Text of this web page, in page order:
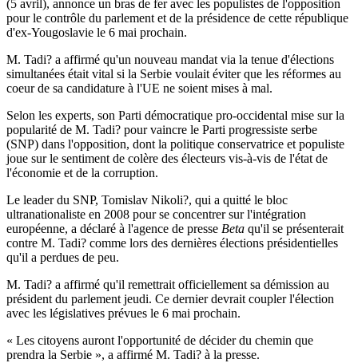
(5 avril), annonce un bras de fer avec les populistes de l'opposition
pour le contrôle du parlement et de la présidence de cette république
d'ex-Yougoslavie le 6 mai prochain.
M. Tadi? a affirmé qu'un nouveau mandat via la tenue d'élections
simultanées était vital si la Serbie voulait éviter que les réformes au
coeur de sa candidature à l'UE ne soient mises à mal.
Selon les experts, son Parti démocratique pro-occidental mise sur la
popularité de M. Tadi? pour vaincre le Parti progressiste serbe
(SNP) dans l'opposition, dont la politique conservatrice et populiste
joue sur le sentiment de colère des électeurs vis-à-vis de l'état de
l'économie et de la corruption.
Le leader du SNP, Tomislav Nikoli?, qui a quitté le bloc
ultranationaliste en 2008 pour se concentrer sur l'intégration
européenne, a déclaré à l'agence de presse Beta qu'il se présenterait
contre M. Tadi? comme lors des dernières élections présidentielles
qu'il a perdues de peu.
M. Tadi? a affirmé qu'il remettrait officiellement sa démission au
président du parlement jeudi. Ce dernier devrait coupler l'élection
avec les législatives prévues le 6 mai prochain.
« Les citoyens auront l'opportunité de décider du chemin que
prendra la Serbie », a affirmé M. Tadi? à la presse.